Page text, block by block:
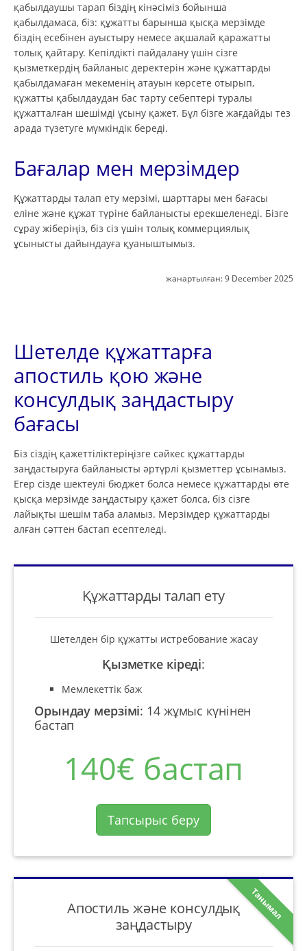
қабылдаушы тарап біздің кінәсіміз бойынша
қабылдамаса, біз: құжатты барынша қысқа мерзімде
біздің есебінен ауыстыру немесе ақшалай қаражатты
толық қайтару. Кепілдікті пайдалану үшін сізге
қызметкердің байланыс деректерін және құжаттарды
қабылдамаған мекеменің атауын көрсете отырып,
құжатты қабылдаудан бас тарту себептері туралы
құжатталған шешімді ұсыну қажет. Бұл бізге жағдайды тез
арада түзетуге мүмкіндік береді.
Бағалар мен мерзімдер
Құжаттарды талап ету мерзімі, шарттары мен бағасы
еліне және құжат түріне байланысты ерекшеленеді. Бізге
сұрау жіберіңіз, біз сіз үшін толық коммерциялық
ұсынысты дайындауға қуаныштымыз.
жанартылған:9 December 2025
Шетелде құжаттарға
апостиль қою және
консулдық заңдастыру
бағасы
Біз сіздің қажеттіліктеріңізге сәйкес құжаттарды
заңдастыруға байланысты әртүрлі қызметтер ұсынамыз.
Егер сізде шектеулі бюджет болса немесе құжаттарды өте
қысқа мерзімде заңдастыру қажет болса, біз сізге
лайықты шешім таба аламыз. Мерзімдер құжаттарды
алған сәттен бастап есептеледі.
Құжаттарды талап ету
Шетелден бір құжатты истребование жасау
Қызметке кіреді:
Мемлекеттік баж
Орындау мерзімі: 14 жұмыс күнінен
бастап
140€ бастап
Тапсырыс беру
Танымал
Апостиль және консулдық
заңдастыру